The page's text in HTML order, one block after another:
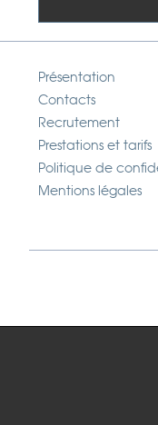
Présentation
Contacts
Recrutement
Prestations et tarifs
Politique de
Mentions légales